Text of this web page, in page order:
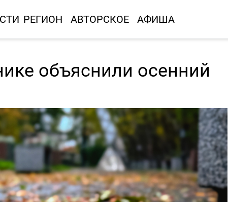
РЕГИОН АВТОРСКОЕ АФИША
объяснили осенний